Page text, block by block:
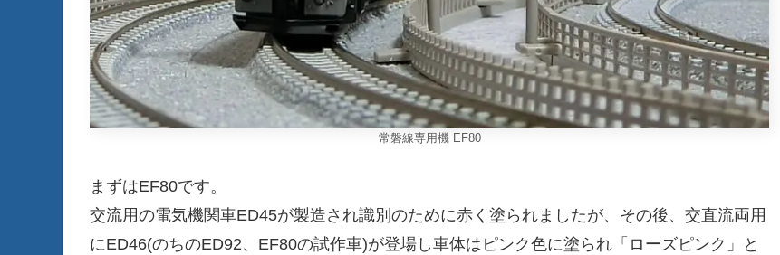
常磐線専用機 EF80
まずはEF80です。
交流用の電気機関車ED45が製造され識別のために赤く塗られましたが、その後、交直流両用
にED46(のちのED92、EF80の試作車)が登場し車体はピンク色に塗られ「ローズピンク」と